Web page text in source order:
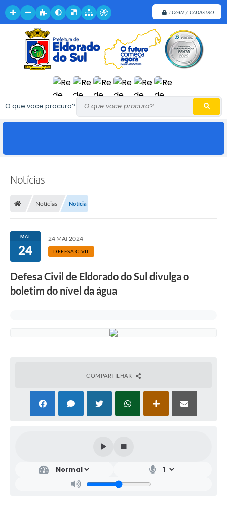
LOGIN / CADASTRO
O que voce procura?
Notícias
Notícias Notícia
MAI
24
24 MAI 2024
DEFESA CIVIL
Defesa Civil de Eldorado do Sul divulga o
boletim do nível da água
COMPARTILHAR